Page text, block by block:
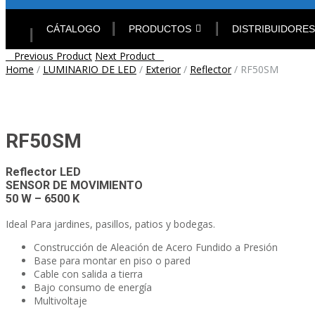
CÁTALOGO PRODUCTOS DISTRIBUIDORES
Post
navigation
Previous Product Next Product
Home / LUMINARIO DE LED / Exterior/ Reflector/ RF50SM
RF50SM
Reflector LED
SENSOR DE MOVIMIENTO
50 W – 6500 K
Ideal Para jardines, pasillos, patios y bodegas.
Construcción de Aleación de Acero Fundido a Presión
Base para montar en piso o pared
Cable con salida a tierra
Bajo consumo de energía
Multivoltaje